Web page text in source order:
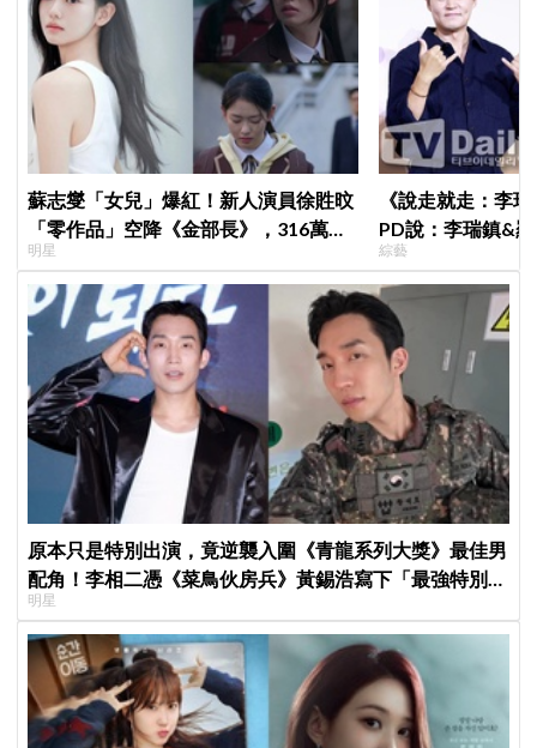
蘇志燮「女兒」爆紅！新人演員徐貹旼
「零作品」空降《金部長》，316萬舊
片被挖出網驚呆：星味藏不住！
明星
《說走就走：李
PD說：李瑞鎮&
劇的男女主角一樣
綜藝
原本只是特別出演，竟逆襲入圍《青龍系列大獎》最佳男
配角！李相二憑《菜鳥伙房兵》黃錫浩寫下「最強特別出
演」傳奇
明星